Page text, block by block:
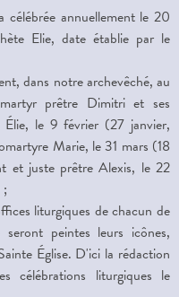
célébrée annuellement le 20
Elie, date établie par le
dans notre archevêché, au
prêtre Dimitri et ses
Élie, le 9 février (27 janvier,
Marie, le 31 mars (18
et juste prêtre Alexis, le 22
;
liturgiques de chacun de
peintes leurs icônes,
Église. D'ici la rédaction
célébrations liturgiques le